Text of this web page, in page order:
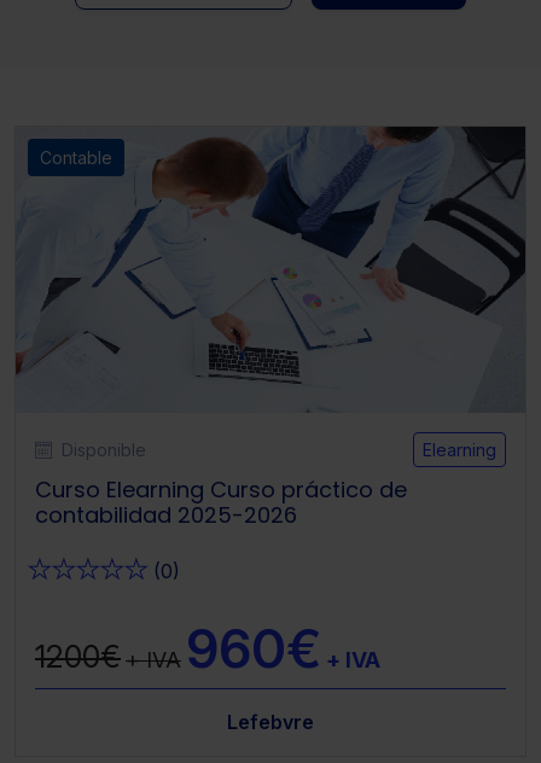
Contable
Disponible Elearning
Curso Elearning Curso práctico de
contabilidad 2025-2026
★★★★★ (0)
1200€+ IVA 960€ + IVA
Lefebvre